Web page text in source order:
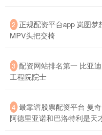
2 正规配资平台app 岚图
MPV头把交椅
3 配资网站排名第一 比亚
工程院院士
4 最靠谱股票配资平台 曼
阿德里亚诺和巴洛特利是天